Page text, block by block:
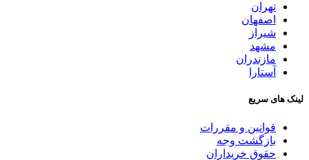
تهران
اصفهان
شیراز
مشهد
مازندران
آستارا
لینک های سریع
قوانین و مقررات
بازگشت وجه
حقوق خریداران